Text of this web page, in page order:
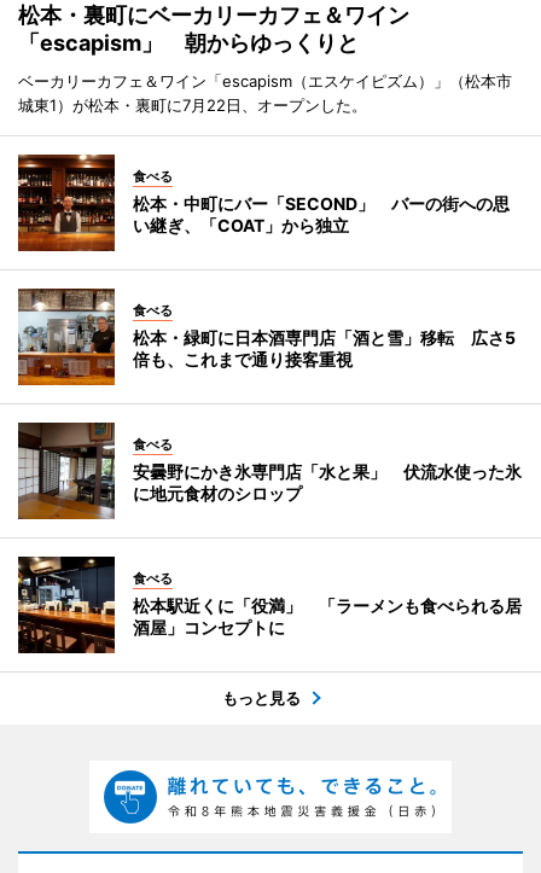
松本・裏町にベーカリーカフェ＆ワイン
「escapism」 朝からゆっくりと
ベーカリーカフェ＆ワイン「escapism（エスケイピズム）」（松本市
城東1）が松本・裏町に7月22日、オープンした。
食べる
松本・中町にバー「SECOND」 バーの街への思
い継ぎ、「COAT」から独立
食べる
松本・緑町に日本酒専門店「酒と雪」移転 広さ5
倍も、これまで通り接客重視
食べる
安曇野にかき氷専門店「水と果」 伏流水使った氷
に地元食材のシロップ
食べる
松本駅近くに「役満」 「ラーメンも食べられる居
酒屋」コンセプトに
もっと見る